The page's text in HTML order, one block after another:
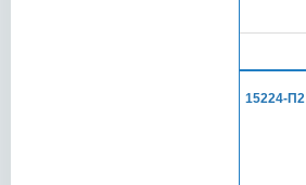
15224-П2